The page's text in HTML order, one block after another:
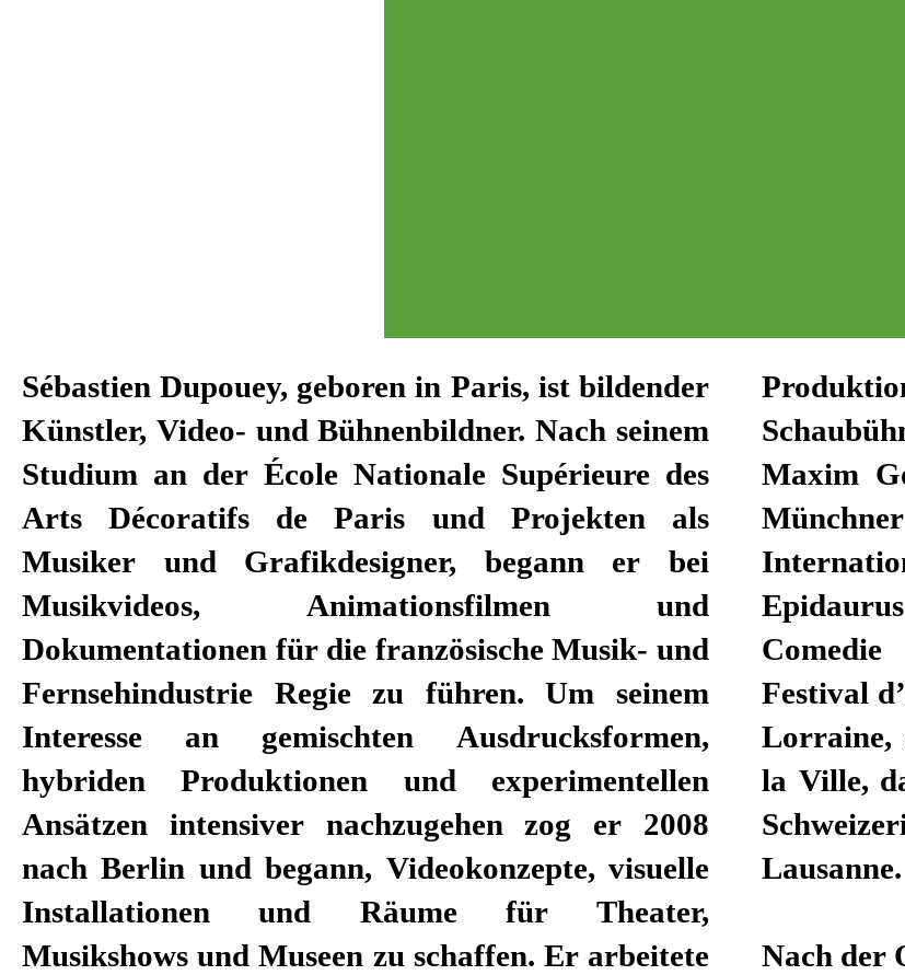
Sébastien Dupouey, geboren in Paris, ist bildender
Künstler, Video- und Bühnenbildner. Nach seinem
Studium an der École Nationale Supérieure des
Arts Décoratifs de Paris und Projekten als
Musiker und Grafikdesigner, begann er bei
Musikvideos, Animationsfilmen und
Dokumentationen für die französische Musik- und
Fernsehindustrie Regie zu führen. Um seinem
Interesse an gemischten Ausdrucksformen,
hybriden Produktionen und experimentellen
Ansätzen intensiver nachzugehen zog er 2008
nach Berlin und begann, Videokonzepte, visuelle
Installationen und Räume für Theater,
Musikshows und Museen zu schaffen. Er arbeitete
Produktionen und arbeitet u. a. für die
Schaubühne, die Deutsche Oper Berlin, das
Maxim Gorki Theater, das Residenztheater, die
Münchner Kammerspiele, das Manchester
International Festival, Ruhrtriennale, Athener
Epidaurus Festival, Centre Pompidou, La
Comedie Française, Le Festival d'Avignon,
Festival d’Aix-en-Provence, die Opéra national de
Lorraine, die Comédie-Française, das Théâtre de
la Ville, das Theater der Nationen (Moskau), das
Schweizerische Nationalmuseum und die Opéra de
Lausanne.
Nach der